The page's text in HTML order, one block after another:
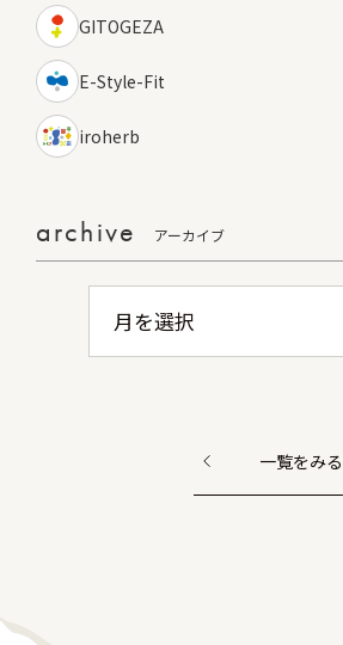
GITOGEZA
E-Style-Fit
iroherb
archive アーカイブ
一覧をみる